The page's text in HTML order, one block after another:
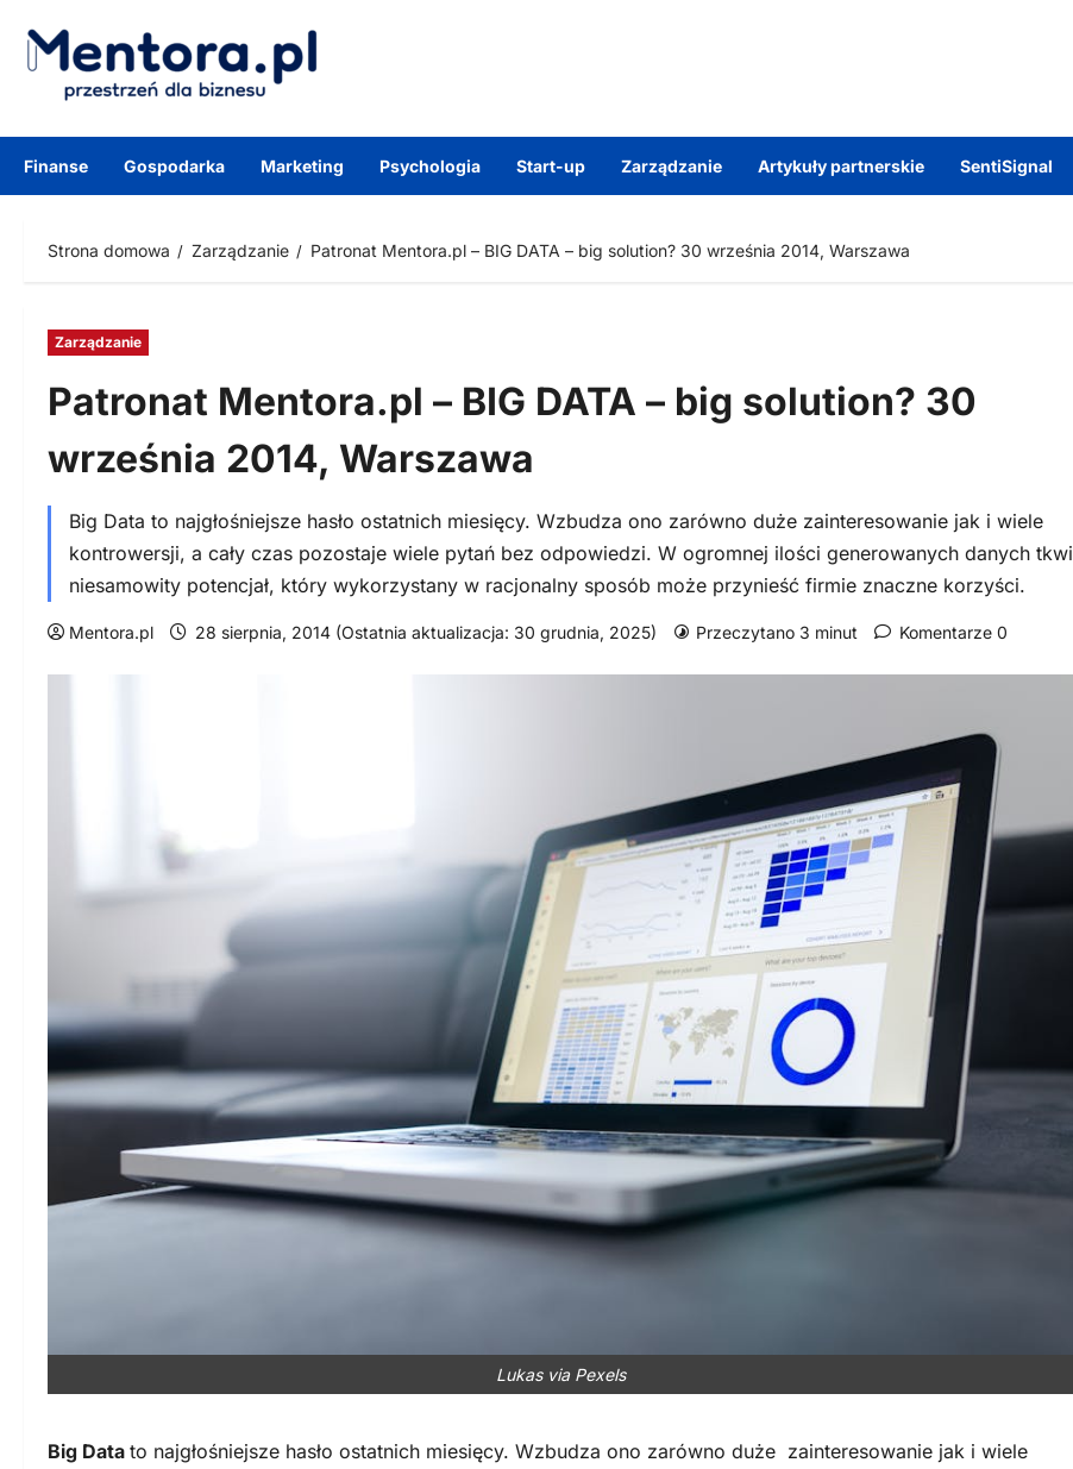
treści
Finanse Gospodarka Marketing Psychologia Start-up Zarządzanie Artykuły partnerskie SentiSignal
Strona domowa Zarządzanie Patronat Mentora.pl – BIG DATA – big solution? 30 września 2014, Warszawa
Zarządzanie
Patronat Mentora.pl – BIG DATA – big solution? 30
września 2014, Warszawa
Big Data to najgłośniejsze hasło ostatnich miesięcy. Wzbudza ono zarówno duże zainteresowanie jak i wiele
kontrowersji, a cały czas pozostaje wiele pytań bez odpowiedzi. W ogromnej ilości generowanych danych tkwi
niesamowity potencjał, który wykorzystany w racjonalny sposób może przynieść firmie znaczne korzyści.
Mentora.pl 28 sierpnia, 2014 (Ostatnia aktualizacja: 30 grudnia, 2025) Przeczytano 3 minut Komentarze 0
Lukas via Pexels
Big Data to najgłośniejsze hasło ostatnich miesięcy. Wzbudza ono zarówno duże zainteresowanie jak i wiele